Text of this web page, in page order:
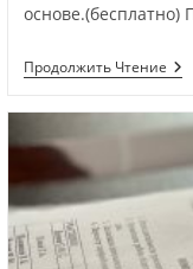
Продолжить Чтение